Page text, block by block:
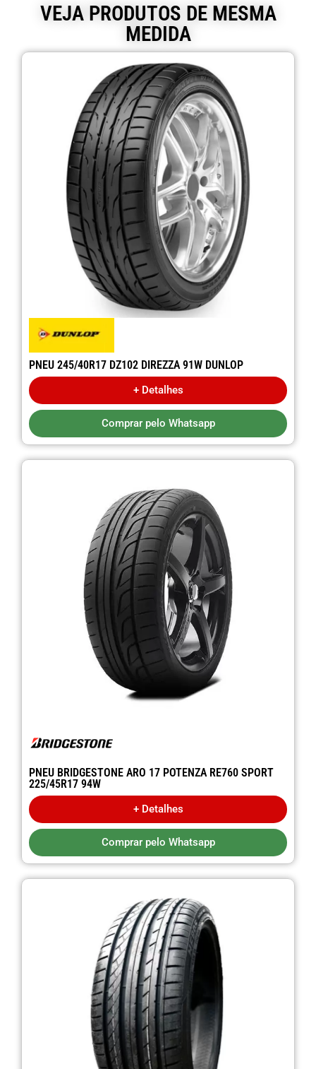
VEJA PRODUTOS DE MESMA
MEDIDA
PNEU 245/40R17 DZ102 DIREZZA 91W DUNLOP
+ Detalhes
Comprar pelo Whatsapp
PNEU BRIDGESTONE ARO 17 POTENZA RE760 SPORT
225/45R17 94W
+ Detalhes
Comprar pelo Whatsapp